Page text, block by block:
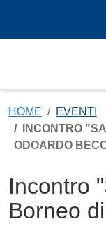
HOME
EVENTI
INCONTRO
ODOARDO
Incontro
Borneo